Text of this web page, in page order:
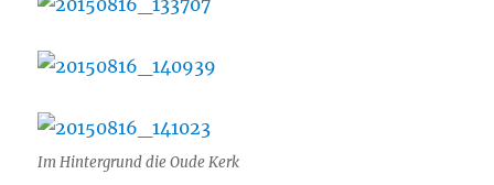
Im Hintergrund die Oude Kerk